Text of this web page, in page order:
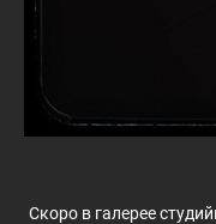
Скоро в галерее